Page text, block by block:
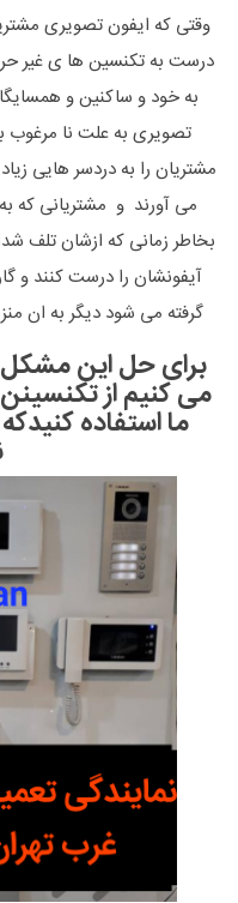
وقتی که ایفون تصویری
درست به تکنسین ها ی غیر
به خود و ساکنین و
تصویری به علت نا مرغوب
مشتریان را به دردسر هایی
می آورند و مشتریانی که
بخاطر زمانی که ازشان تلف
آیفونشان را درست کنند و
گرفته می شود دیگر به ان
برای حل این مشکل
می کنیم از
ما استفاده